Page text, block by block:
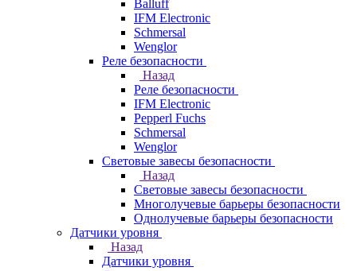
Balluff
IFM Electronic
Schmersal
Wenglor
Реле безопасности
Назад
Реле безопасности
IFM Electronic
Pepperl Fuchs
Schmersal
Wenglor
Световые завесы безопасности
Назад
Световые завесы безопасности
Многолучевые барьеры безопасности
Однолучевые барьеры безопасности
Датчики уровня
Назад
Датчики уровня